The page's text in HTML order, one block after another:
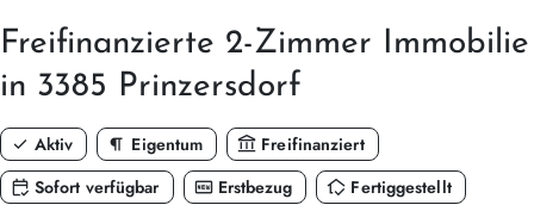
Freifinanzierte 2-Zimmer Immobilie
in 3385 Prinzersdorf
check Aktiv format_paragraph Eigentum account_balance Freifinanziert
calendar_check Sofort verfügbar fiber_new Erstbezug in_home_mode Fertiggestellt